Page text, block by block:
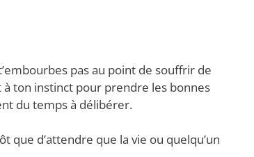
pas au point de souffrir de
à ton instinct pour prendre les bonnes
du temps à délibérer.
que d’attendre que la vie ou quelqu’un